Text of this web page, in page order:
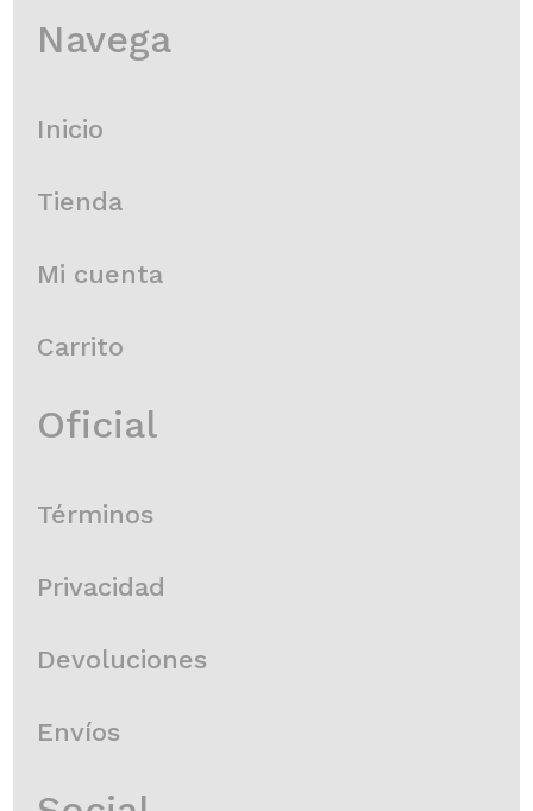
Navega
Inicio
Tienda
Mi cuenta
Carrito
Oficial
Términos
Privacidad
Devoluciones
Envíos